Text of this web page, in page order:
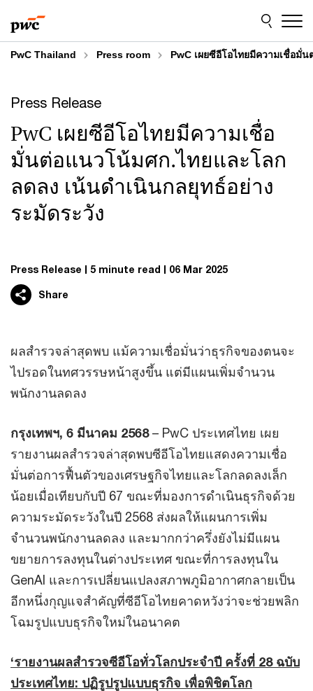
to
content
to
footer
PwC Thailand Press room PwC เผยซีอีโอไทยมีความเชื่อมั่
Press Release
PwC เผยซีอีโอไทยมีความเชื่อ
มั่นต่อแนวโน้มศก.ไทยและโลก
ลดลง เน้นดำเนินกลยุทธ์อย่าง
ระมัดระวัง
Press Release 5 minute read 06 Mar 2025
Share
ผลสำรวจล่าสุดพบ แม้ความเชื่อมั่นว่าธุรกิจของตนจะ
ไปรอดในทศวรรษหน้าสูงขึ้น แต่มีแผนเพิ่มจำนวน
พนักงานลดลง
กรุงเทพฯ, 6 มีนาคม 2568– PwC ประเทศไทย เผย
รายงานผลสำรวจล่าสุดพบซีอีโอไทยแสดงความเชื่อ
มั่นต่อการฟื้นตัวของเศรษฐกิจไทยและโลกลดลงเล็ก
น้อยเมื่อเทียบกับปี 67 ขณะที่มองการดำเนินธุรกิจด้วย
ความระมัดระวังในปี 2568 ส่งผลให้แผนการเพิ่ม
จำนวนพนักงานลดลง และมากกว่าครึ่งยังไม่มีแผน
ขยายการลงทุนในต่างประเทศ ขณะที่การลงทุนใน
GenAI และการเปลี่ยนแปลงสภาพภูมิอากาศกลายเป็น
อีกหนึ่งกุญแจสำคัญที่ซีอีโอไทยคาดหวังว่าจะช่วยพลิก
โฉมรูปแบบธุรกิจใหม่ในอนาคต
‘รายงานผลสำรวจซีอีโอทั่วโลกประจำปี ครั้งที่ 28 ฉบับ
ประเทศไทย: ปฏิรูปรูปแบบธุรกิจ เพื่อพิชิตโลก